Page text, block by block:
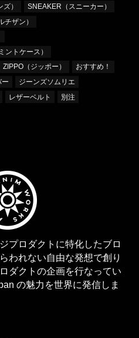
）
SNEAKER（スニーカー）
ザン）
トケース）
ZIPPO（ジッポー）
おすすめ！
ー
ジーンズソムリエ
レザーベルト
別注
プロダクトに特化したブロ
われない自由な発想で創り
ダクトの企画を行なってい
の魅力を世界に発信しま